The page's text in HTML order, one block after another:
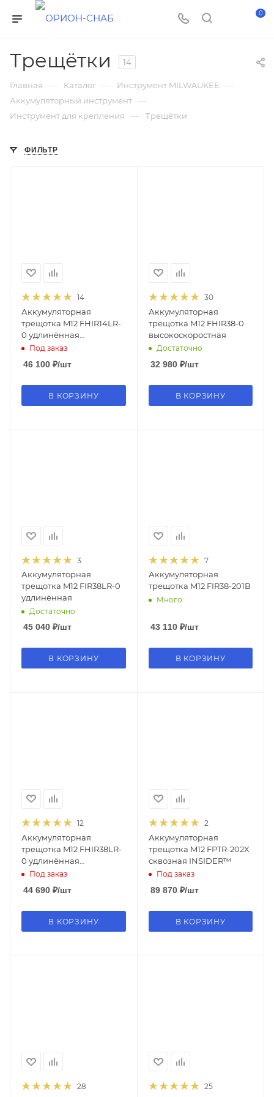
0
Трещётки 14
Главная — Каталог — Инструмент MILWAUKEE —
Аккумуляторный инструмент —
Инструмент для крепления — Трещётки
ФИЛЬТР
14
Аккумуляторная
трещотка M12 FHIR14LR-
0 удлинённая
высокоскоростная
Под заказ
46 100 ₽/шт
В КОРЗИНУ
30
Аккумуляторная
трещотка M12 FHIR38-0
высокоскоростная
Достаточно
32 980₽/шт
В КОРЗИНУ
3
Аккумуляторная
трещотка M12 FIR38LR-0
удлинённая
Достаточно
45 040 ₽/шт
В КОРЗИНУ
7
Аккумуляторная
трещотка M12 FIR38-201B
Много
43 110₽/шт
В КОРЗИНУ
12
Аккумуляторная
трещотка M12 FHIR38LR-
0 удлинённая
высокоскоростная
Под заказ
44 690 ₽/шт
В КОРЗИНУ
2
Аккумуляторная
трещотка M12 FPTR-202X
сквозная INSIDER™
Под заказ
89 870₽/шт
В КОРЗИНУ
28 25